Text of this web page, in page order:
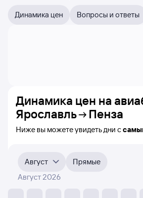
Динамика цен Вопросы и ответы
Динамика цен на
Ярославль
Пенза
Ниже вы можете увидеть дни с
Выберите дату, перейдите по клику
на самолёт и просмотру
Август
Прямые
Август 2026